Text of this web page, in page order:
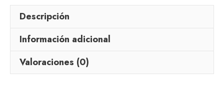
Descripción
Información adicional
Valoraciones (0)